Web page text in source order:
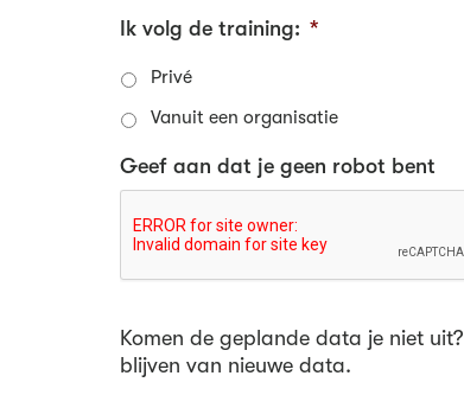
Ik volg de training: *
Privé
Vanuit een organisatie
Geef aan dat je geen robot bent
Komen de geplande data je niet uit?
blijven van nieuwe data.